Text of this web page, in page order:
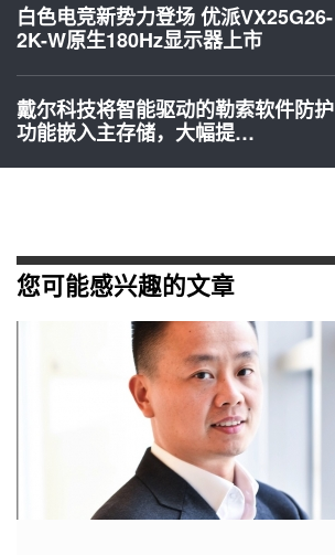
白色电竞新势力登场 优派VX25G26-
2K-W原生180Hz显示器上市
戴尔科技将智能驱动的勒索软件防护
功能嵌入主存储，大幅提…
您可能感兴趣的文章